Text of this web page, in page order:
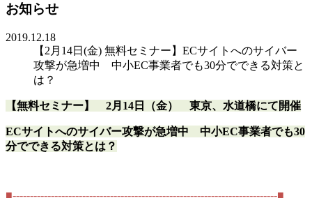
お知らせ
2019.12.18
【2月14日(金) 無料セミナー】ECサイトへのサイバー
攻撃が急増中 中小EC事業者でも30分でできる対策と
は？
【無料セミナー】 2月14日（金） 東京、水道橋にて開催
ECサイトへのサイバー攻撃が急増中 中小EC事業者でも30
分でできる対策とは？
■----------------------------------------------------------------------------■